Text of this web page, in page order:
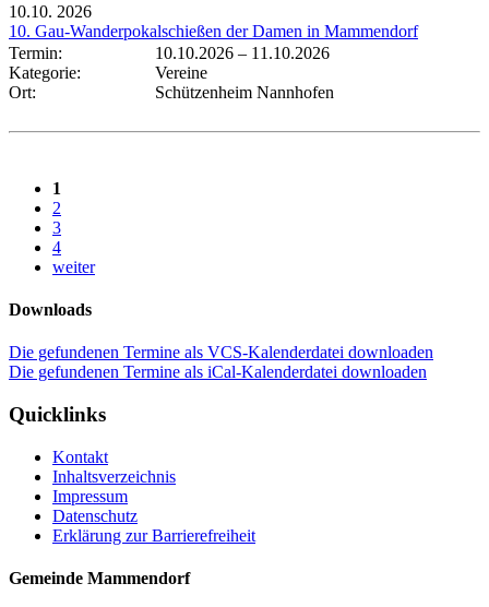
10.10. 2026
10. Gau-Wanderpokalschießen der Damen in Mammendorf
Termin:
10.10.2026 – 11.10.2026
Kategorie:
Vereine
Ort:
Schützenheim Nannhofen
1
2
3
4
weiter
Downloads
Die gefundenen Termine als VCS-Kalenderdatei downloaden
Die gefundenen Termine als iCal-Kalenderdatei downloaden
Quicklinks
Kontakt
Inhaltsverzeichnis
Impressum
Datenschutz
Erklärung zur Barrierefreiheit
Gemeinde Mammendorf